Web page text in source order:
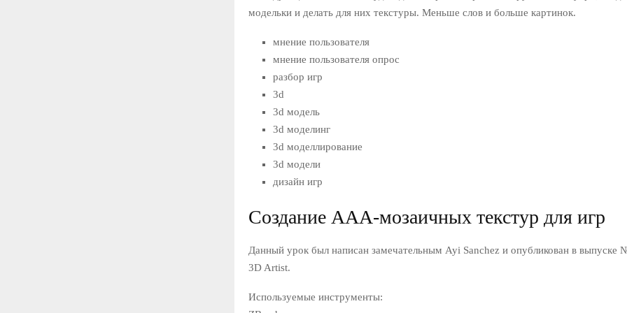
модельки и делать для них текстуры. Меньше слов и больше картинок.
мнение пользователя
мнение пользователя опрос
разбор игр
3d
3d модель
3d моделинг
3d моделлирование
3d модели
дизайн игр
Создание ААА-мозаичных текстур для игр
Данный урок был написан замечательным Ayi Sanchez и опубликован в выпуске
3D Artist.
Используемые инструменты: